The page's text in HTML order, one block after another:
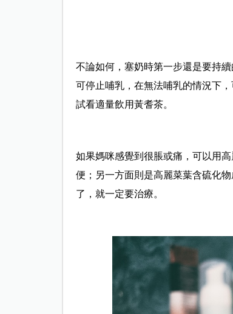
不論如何，塞奶時第一步還是要持
可停止哺乳，在無法哺乳的情況下
試看適量飲用黃耆茶。
如果媽咪感覺到很脹或痛，可以用
便；另一方面則是高麗菜葉含硫化
了，就一定要治療。